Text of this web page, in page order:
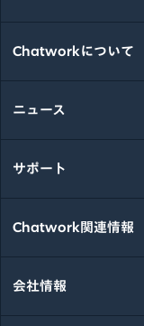
Chatworkについて
ニュース
サポート
Chatwork関連情報
会社情報